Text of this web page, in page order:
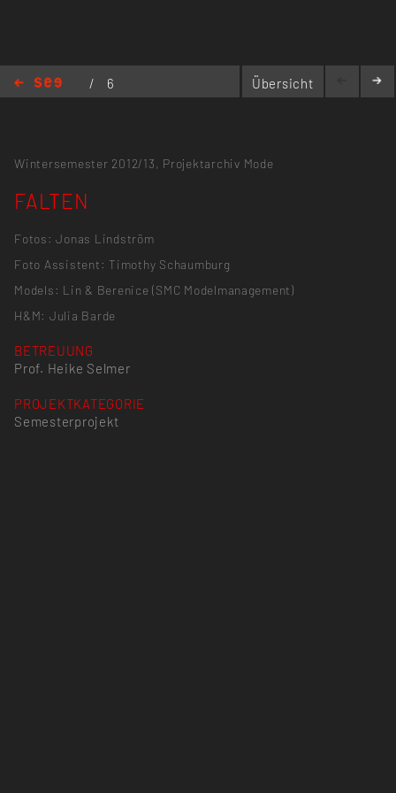
/
6
Übersicht
Wintersemester 2012/13, Projektarchiv Mode
FALTEN
Fotos: Jonas Lindström
Foto Assistent: Timothy Schaumburg
Models: Lin & Berenice (SMC Modelmanagement)
H&M: Julia Barde
BETREUUNG
Prof. Heike Selmer
PROJEKTKATEGORIE
Semesterprojekt